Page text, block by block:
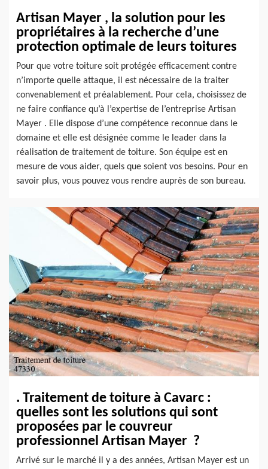
Artisan Mayer , la solution pour les
propriétaires à la recherche d’une
protection optimale de leurs toitures
Pour que votre toiture soit protégée efficacement contre
n’importe quelle attaque, il est nécessaire de la traiter
convenablement et préalablement. Pour cela, choisissez de
ne faire confiance qu’à l’expertise de l’entreprise Artisan
Mayer . Elle dispose d’une compétence reconnue dans le
domaine et elle est désignée comme le leader dans la
réalisation de traitement de toiture. Son équipe est en
mesure de vous aider, quels que soient vos besoins. Pour en
savoir plus, vous pouvez vous rendre auprès de son bureau.
. Traitement de toiture à Cavarc :
quelles sont les solutions qui sont
proposées par le couvreur
professionnel Artisan Mayer ?
Arrivé sur le marché il y a des années, Artisan Mayer est un